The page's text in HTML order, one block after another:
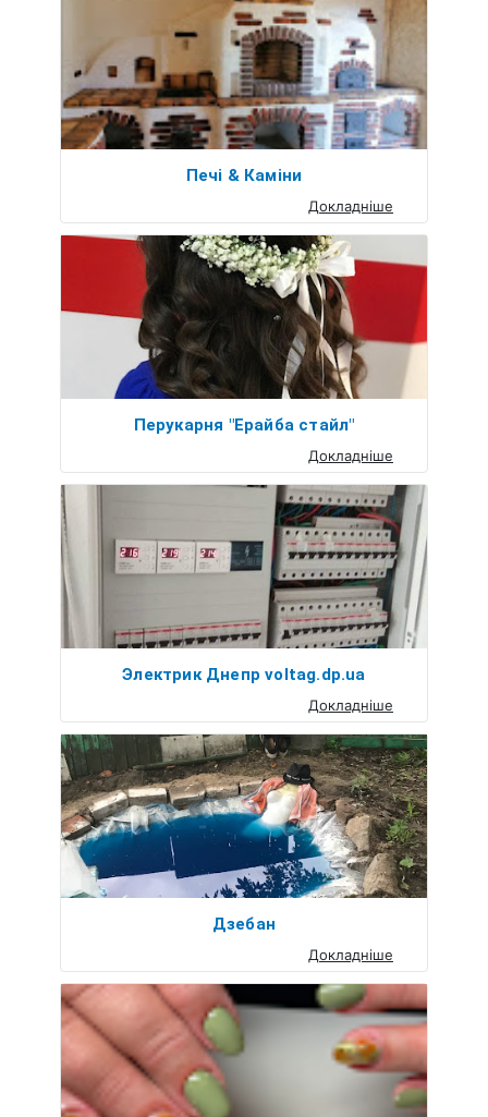
Печі & Каміни
Докладніше
Перукарня "Ерайба стайл"
Докладніше
Электрик Днепр voltag.dp.ua
Докладніше
Дзебан
Докладніше